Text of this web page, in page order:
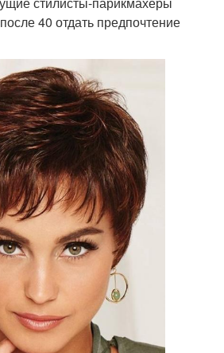
40 отдать предпочтение